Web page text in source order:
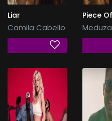
Liar
Camila Cabello Meduza